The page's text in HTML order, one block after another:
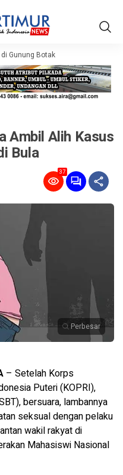
Gunung Botak
Ambil Alih Kasus
Bula
37
Perbesar
– Setelah Korps
Puteri (KOPRI),
bersuara, lambannya
seksual dengan pelaku
wakil rakyat di
Mahasiswi Nasional